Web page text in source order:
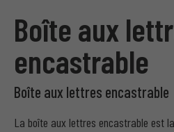
Boîte aux
encastrable
Boîte aux lettres encastrable
La boîte aux lettres encastrable est